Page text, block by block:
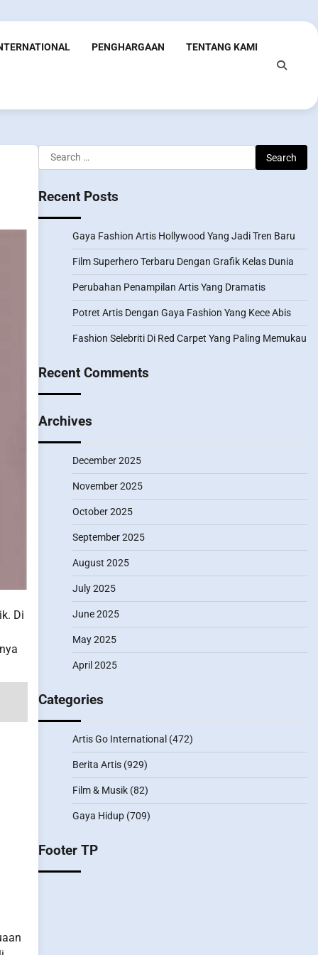
PENGHARGAAN TENTANG KAMI
Di
Search
for:
Recent Posts
Gaya Fashion Artis Hollywood Yang Jadi Tren Baru
Film Superhero Terbaru Dengan Grafik Kelas Dunia
Perubahan Penampilan Artis Yang Dramatis
Potret Artis Dengan Gaya Fashion Yang Kece Abis
Fashion Selebriti Di Red Carpet Yang Paling Memukau
Recent Comments
Archives
December 2025
November 2025
October 2025
September 2025
August 2025
July 2025
June 2025
May 2025
April 2025
Categories
Artis Go International (472)
Berita Artis(929)
Film & Musik(82)
Gaya Hidup(709)
Footer TP